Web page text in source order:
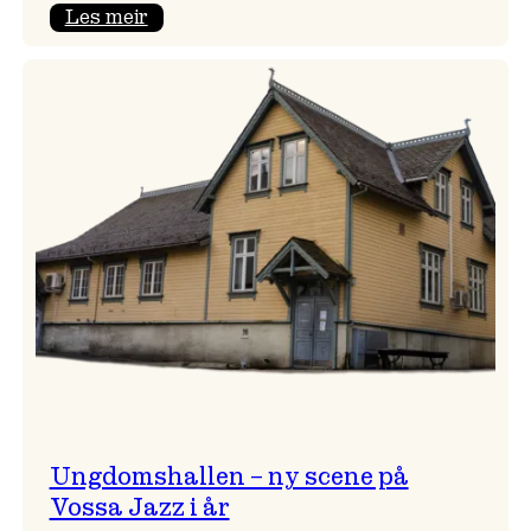
Les meir:
opningskonsert!
Ungdomshallen – ny scene på
Vossa Jazz i år